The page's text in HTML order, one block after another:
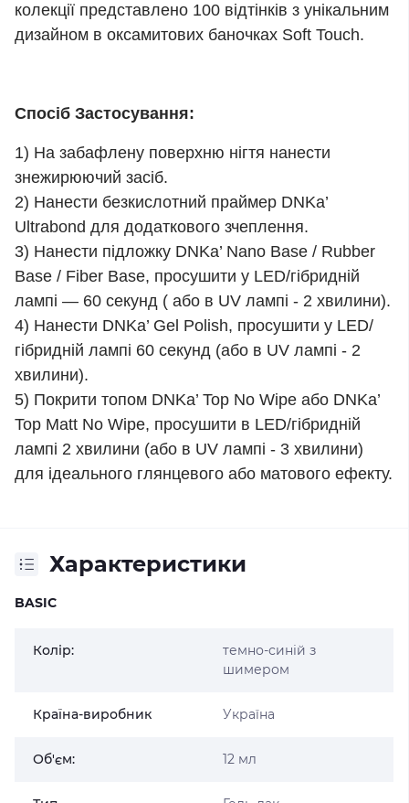
колекції представлено 100 відтінків з унікальним
дизайном в оксамитових баночках Soft Touch.
Спосіб Застосування:
1) На забафлену поверхню нігтя нанести
знежирюючий засіб.
2) Нанести безкислотний праймер DNKa’
Ultrabond для додаткового зчеплення.
3) Нанести підложку DNKa’ Nano Base / Rubber
Base / Fiber Base, просушити у LED/гібридній
лампі — 60 секунд ( або в UV лампі - 2 хвилини).
4) Нанести DNKa’ Gel Polish, просушити у LED/
гібридній лампі 60 секунд (або в UV лампі - 2
хвилини).
5) Покрити топом DNKa’ Top No Wipe або DNKa’
Top Matt No Wipe, просушити в LED/гібридній
лампі 2 хвилини (або в UV лампі - 3 хвилини)
для ідеального глянцевого або матового ефекту.
Характеристики
BASIC
Колір:
темно-синій з
шимером
Країна-виробник Україна
Об'єм: 12 мл